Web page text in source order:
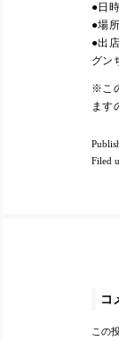
●日
●場
●出
グン
※こ
ます
Filed
コ
この